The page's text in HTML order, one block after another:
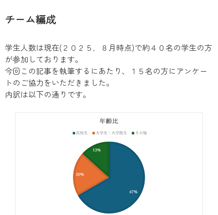
チーム編成
学生人数は現在(２０２５．８月時点)で約４０名の学生の方
が参加しております。
今回この記事を執筆するにあたり、１５名の方にアンケー
トのご協力をいただきました。
内訳は以下の通りです。